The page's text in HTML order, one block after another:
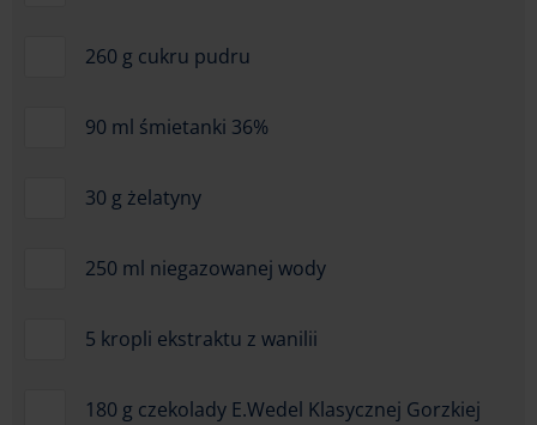
260 g cukru pudru
90 ml śmietanki 36%
30 g żelatyny
250 ml niegazowanej wody
5 kropli ekstraktu z wanilii
180 g czekolady E.Wedel Klasycznej Gorzkiej